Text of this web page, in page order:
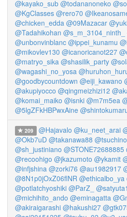
@kayako_sub @todananoneko
@KgClasses @rero70
@chicken_edda @09Mazacar
@Tadahikohan @s_m_3104_ninth_
@unbonvinblanc @ippei_kunamu
@mikovlev130 @icanoricanot227
@matryo_sika @shasilik_party
@wagashi_no_yosa
@goodbycountdown @eiji_kawano
@akupiyocco @qingmeizhizi12
@komai_maiko @isnki @m7m5ea
@5lgZFkHBPwxAine
209 @Hajavalo @ku_neet_arai
@Okb7uD @takanawa88
@sh_justiniano @STONE72688885
@recoohigo @jkazumoto @ykamit
@infjshina @zorki76 @au1982917
@8N1p0jOxZ06flNR @ethicalbo_ya
@potlatchyoshiki @ParZ_ @satyuta1
@michihito_ando @eminagatta
@akiraigarashi @hakushi27